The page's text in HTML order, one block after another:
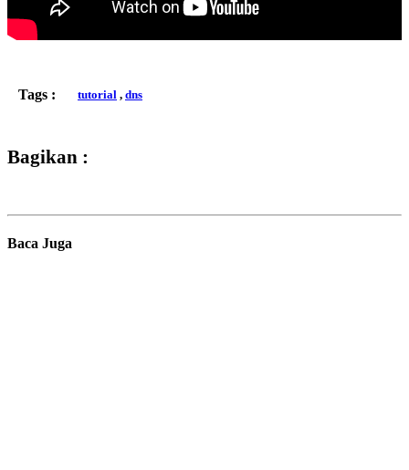
Tags : tutorial , dns
Bagikan :
Baca Juga